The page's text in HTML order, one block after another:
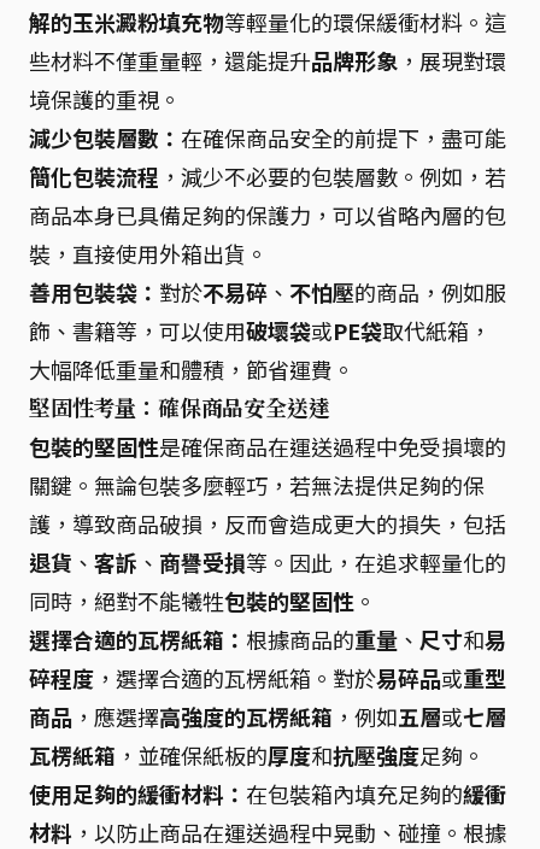
解的玉米澱粉填充物等輕量化的環保緩衝材料。這
些材料不僅重量輕，還能提升品牌形象 ，展現對環
境保護的重視。
減少包裝層數： 在確保商品安全的前提下，盡可能
簡化包裝流程 ，減少不必要的包裝層數。例如，若
商品本身已具備足夠的保護力，可以省略內層的包
裝，直接使用外箱出貨。
善用包裝袋： 對於不易碎 、 不怕壓的商品，例如服
飾、書籍等，可以使用破壞袋或PE袋取代紙箱，
大幅降低重量和體積，節省運費。
堅固性考量：確保商品安全送達
包裝的堅固性是確保商品在運送過程中免受損壞的
關鍵。無論包裝多麼輕巧，若無法提供足夠的保
護，導致商品破損，反而會造成更大的損失，包括
退貨 、 客訴 、 商譽受損等。因此，在追求輕量化的
同時，絕對不能犧牲包裝的堅固性 。
選擇合適的瓦楞紙箱： 根據商品的重量 、 尺寸和易
碎程度 ，選擇合適的瓦楞紙箱。對於易碎品或重型
商品 ，應選擇高強度的瓦楞紙箱 ，例如五層或七層
瓦楞紙箱 ，並確保紙板的厚度和抗壓強度足夠。
使用足夠的緩衝材料： 在包裝箱內填充足夠的緩衝
材料 ，以防止商品在運送過程中晃動、碰撞。根據